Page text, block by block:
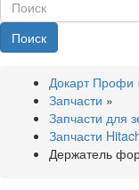
Поиск
Докарт Профи
Запчасти »
Запчасти для
Запчасти
Держатель